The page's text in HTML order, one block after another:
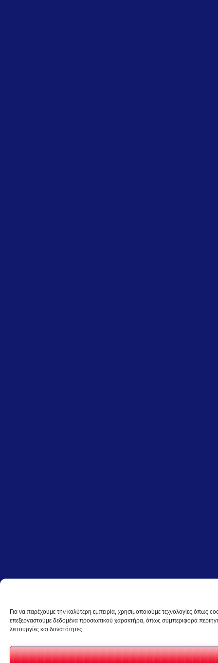
Για να παρέχουμε την καλύτερη εμπειρία, χρησιμοποιούμε τεχνολογίες όπως
επεξεργαστούμε δεδομένα προσωπικού χαρακτήρα, όπως συμπεριφορά
λειτουργίες και δυνατότητες.